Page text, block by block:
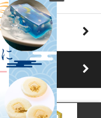
Reserved.